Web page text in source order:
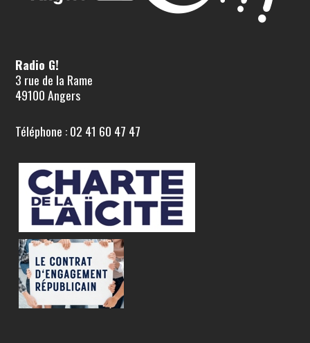
Radio G!
3 rue de la Rame
49100 Angers
Téléphone : 02 41 60 47 47